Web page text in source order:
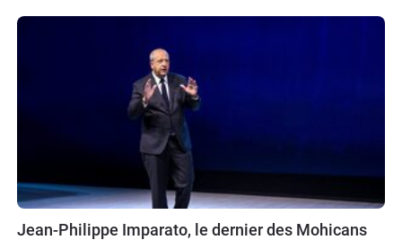
Jean-Philippe Imparato, le dernier des Mohicans